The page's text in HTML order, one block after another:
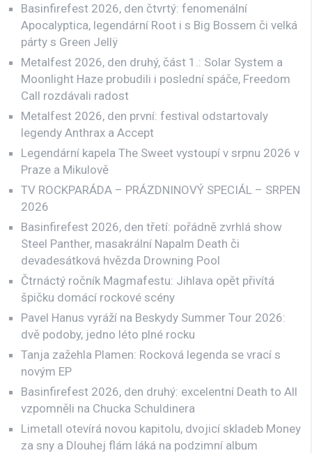
Basinfirefest 2026, den čtvrtý: fenomenální
Apocalyptica, legendární Root i s Big Bossem či velká
párty s Green Jellÿ
Metalfest 2026, den druhý, část 1.: Solar System a
Moonlight Haze probudili i poslední spáče, Freedom
Call rozdávali radost
Metalfest 2026, den první: festival odstartovaly
legendy Anthrax a Accept
Legendární kapela The Sweet vystoupí v srpnu 2026 v
Praze a Mikulově
TV ROCKPARÁDA – PRÁZDNINOVÝ SPECIÁL – SRPEN
2026
Basinfirefest 2026, den třetí: pořádně zvrhlá show
Steel Panther, masakrální Napalm Death či
devadesátková hvězda Drowning Pool
Čtrnáctý ročník Magmafestu: Jihlava opět přivítá
špičku domácí rockové scény
Pavel Hanus vyráží na Beskydy Summer Tour 2026:
dvě podoby, jedno léto plné rocku
Tanja zažehla Plamen: Rocková legenda se vrací s
novým EP
Basinfirefest 2026, den druhý: excelentní Death to All
vzpomněli na Chucka Schuldinera
Limetall otevírá novou kapitolu, dvojicí skladeb Money
za sny a Dlouhej flám láká na podzimní album